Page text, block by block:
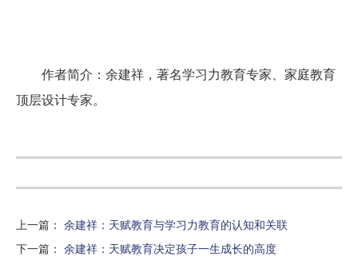
作者简介：余建祥，著名学习力教育专家、家庭教育
顶层设计专家。
上一篇 ： 余建祥：天赋教育与学习力教育的认知和关联
下一篇 ： 余建祥：天赋教育决定孩子一生成长的高度